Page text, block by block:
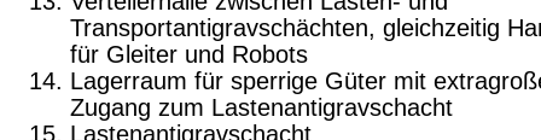
Transportantigravschächten, gleichzeitig
für Gleiter und Robots
Lagerraum für sperrige Güter mit
Zugang zum Lastenantigravschacht
Lastenantigravschacht